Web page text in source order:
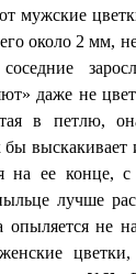
мужские
около 2 мм,
даже не
в петлю,
бы
на ее конце, с
лучше
опыляется не